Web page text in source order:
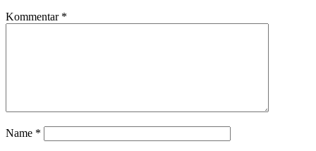
Kommentar *
Name *